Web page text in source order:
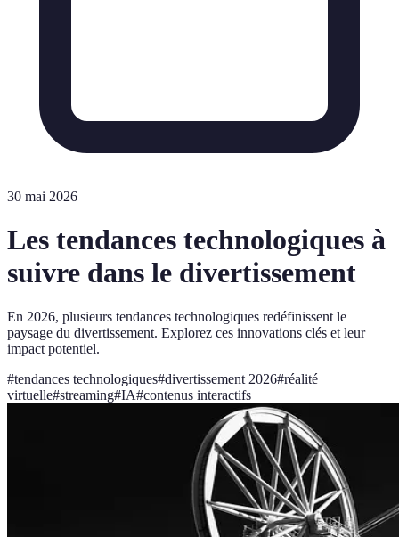
30 mai 2026
Les tendances technologiques à
suivre dans le divertissement
En 2026, plusieurs tendances technologiques redéfinissent le
paysage du divertissement. Explorez ces innovations clés et leur
impact potentiel.
#tendances technologiques#divertissement 2026#réalité
virtuelle#streaming#IA#contenus interactifs